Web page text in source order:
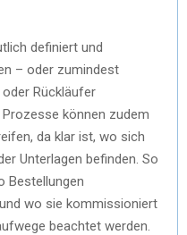
definiert und
– oder zumindest
Rückläufer
können zudem
da klar ist, wo sich
Unterlagen befinden. So
Bestellungen
wo sie kommissioniert
beachtet werden.